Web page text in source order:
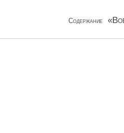
Содержание